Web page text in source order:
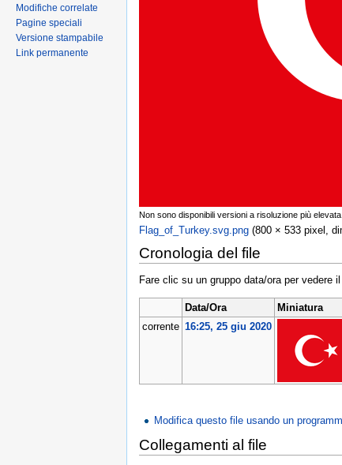
Non sono disponibili versioni a risoluzione più elevata.
Flag_of_Turkey.svg.png (800 × 533 pixel,
Cronologia del file
Fare clic su un gruppo data/ora per vedere
Data/Ora Miniatura
corrente 16:25, 25 giu 2020
Modifica questo file usando un
Collegamenti al file
Modifiche correlate
Pagine speciali
Versione stampabile
Link permanente